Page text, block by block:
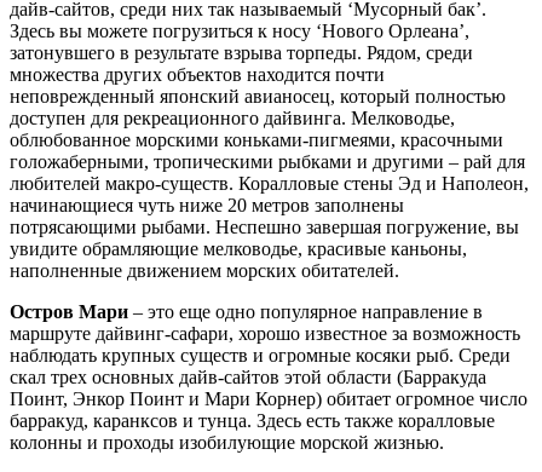
дайв-сайтов, среди них так называемый ‘Мусорный бак’.
Здесь вы можете погрузиться к носу ‘Нового Орлеана’,
затонувшего в результате взрыва торпеды. Рядом, среди
множества других объектов находится почти
неповрежденный японский авианосец, который полностью
доступен для рекреационного дайвинга. Мелководье,
облюбованное морскими коньками-пигмеями, красочными
голожаберными, тропическими рыбками и другими – рай для
любителей макро-существ. Коралловые стены Эд и Наполеон,
начинающиеся чуть ниже 20 метров заполнены
потрясающими рыбами. Неспешно завершая погружение, вы
увидите обрамляющие мелководье, красивые каньоны,
наполненные движением морских обитателей.
Остров Мари – это еще одно популярное направление в
маршруте дайвинг-сафари, хорошо известное за возможность
наблюдать крупных существ и огромные косяки рыб. Среди
скал трех основных дайв-сайтов этой области (Барракуда
Поинт, Энкор Поинт и Мари Корнер) обитает огромное число
барракуд, каранксов и тунца. Здесь есть также коралловые
колонны и проходы изобилующие морской жизнью.